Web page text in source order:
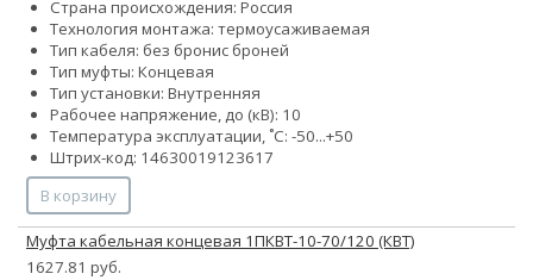
Страна происхождения: Россия
Технология монтажа: термоусаживаемая
Тип кабеля: без бронис броней
Тип муфты: Концевая
Тип установки: Внутренняя
Рабочее напряжение, до (кВ): 10
Температура эксплуатации, ˚С: -50...+50
Штрих-код: 14630019123617
В корзину
Муфта кабельная концевая 1ПКВТ-10-70/120 (КВТ)
1627.81 руб.